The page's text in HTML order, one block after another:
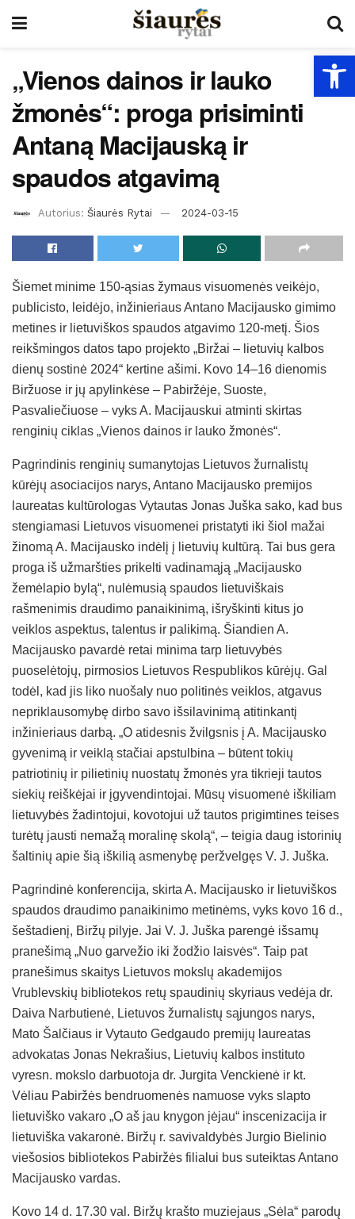
„Vienos dainos ir lauko
žmonės“: proga prisiminti
Antaną Macijauską ir
spaudos atgavimą
Autorius: Šiaurės Rytai 2024-03-15
Šiemet minime 150-ąsias žymaus visuomenės veikėjo,
publicisto, leidėjo, inžinieriaus Antano Macijausko gimimo
metines ir lietuviškos spaudos atgavimo 120-metį. Šios
reikšmingos datos tapo projekto „Biržai – lietuvių kalbos
dienų sostinė 2024“ kertine ašimi. Kovo 14–16 dienomis
Biržuose ir jų apylinkėse – Pabiržėje, Suoste,
Pasvaliečiuose – vyks A. Macijauskui atminti skirtas
renginių ciklas „Vienos dainos ir lauko žmonės“.
Pagrindinis renginių sumanytojas Lietuvos žurnalistų
kūrėjų asociacijos narys, Antano Macijausko premijos
laureatas kultūrologas Vytautas Jonas Juška sako, kad bus
stengiamasi Lietuvos visuomenei pristatyti iki šiol mažai
žinomą A. Macijausko indėlį į lietuvių kultūrą. Tai bus gera
proga iš užmaršties prikelti vadinamąją „Macijausko
žemėlapio bylą“, nulėmusią spaudos lietuviškais
rašmenimis draudimo panaikinimą, išryškinti kitus jo
veiklos aspektus, talentus ir palikimą. Šiandien A.
Macijausko pavardė retai minima tarp lietuvybės
puoselėtojų, pirmosios Lietuvos Respublikos kūrėjų. Gal
todėl, kad jis liko nuošaly nuo politinės veiklos, atgavus
nepriklausomybę dirbo savo išsilavinimą atitinkantį
inžinieriaus darbą. „O atidesnis žvilgsnis į A. Macijausko
gyvenimą ir veiklą stačiai apstulbina – būtent tokių
patriotinių ir pilietinių nuostatų žmonės yra tikrieji tautos
siekių reiškėjai ir įgyvendintojai. Mūsų visuomenė iškiliam
lietuvybės žadintojui, kovotojui už tautos prigimtines teises
turėtų jausti nemažą moralinę skolą“, – teigia daug istorinių
šaltinių apie šią iškilią asmenybę peržvelgęs V. J. Juška.
Pagrindinė konferencija, skirta A. Macijausko ir lietuviškos
spaudos draudimo panaikinimo metinėms, vyks kovo 16 d.,
šeštadienį, Biržų pilyje. Jai V. J. Juška parengė išsamų
pranešimą „Nuo garvežio iki žodžio laisvės“. Taip pat
pranešimus skaitys Lietuvos mokslų akademijos
Vrublevskių bibliotekos retų spaudinių skyriaus vedėja dr.
Daiva Narbutienė, Lietuvos žurnalistų sąjungos narys,
Mato Šalčiaus ir Vytauto Gedgaudo premijų laureatas
advokatas Jonas Nekrašius, Lietuvių kalbos instituto
vyresn. mokslo darbuotoja dr. Jurgita Venckienė ir kt.
Vėliau Pabiržės bendruomenės namuose vyks slapto
lietuviško vakaro „O aš jau knygon įėjau“ inscenizacija ir
lietuviška vakaronė. Biržų r. savivaldybės Jurgio Bielinio
viešosios bibliotekos Pabiržės filialui bus suteiktas Antano
Macijausko vardas.
Kovo 14 d. 17.30 val. Biržų krašto muziejaus „Sėla“ parodų